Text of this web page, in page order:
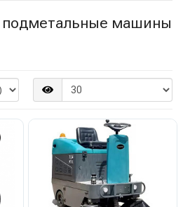
подметальные машины